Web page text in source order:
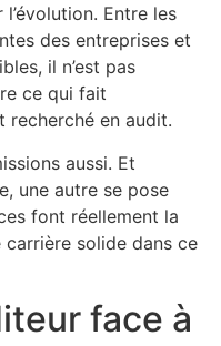
Entre les
des entreprises et
il n’est pas
ce qui fait
recherché en audit.
aussi. Et
une autre se pose
font réellement la
solide dans ce
face à